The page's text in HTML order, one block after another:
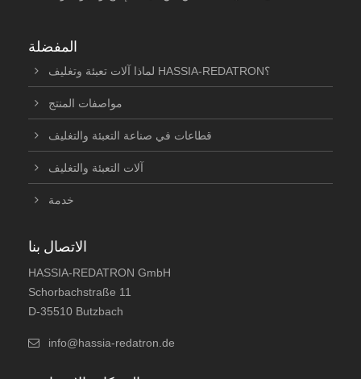
المفضلة
مواصفات المنتج
قطاعات في صناعة التعبئة والتغليف
آلات التعبئة والتغليف
خدمة
الاتصال بنا
HASSIA-REDATRON GmbH
Schorbachstraße 11
D-35510 Butzbach
info@hassia-redatron.de